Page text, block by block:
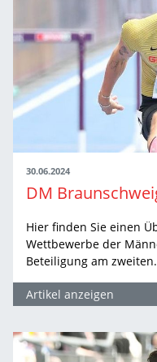
30.06.2024
Hier finden Sie einen
Wettbewerbe der
Beteiligung am
Artikel anzeigen